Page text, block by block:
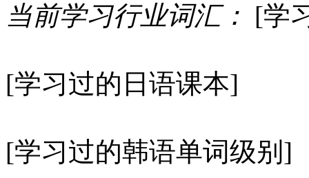
当前学习行业词汇： [学
[学习过的日语课本]
[学习过的韩语单词级别]